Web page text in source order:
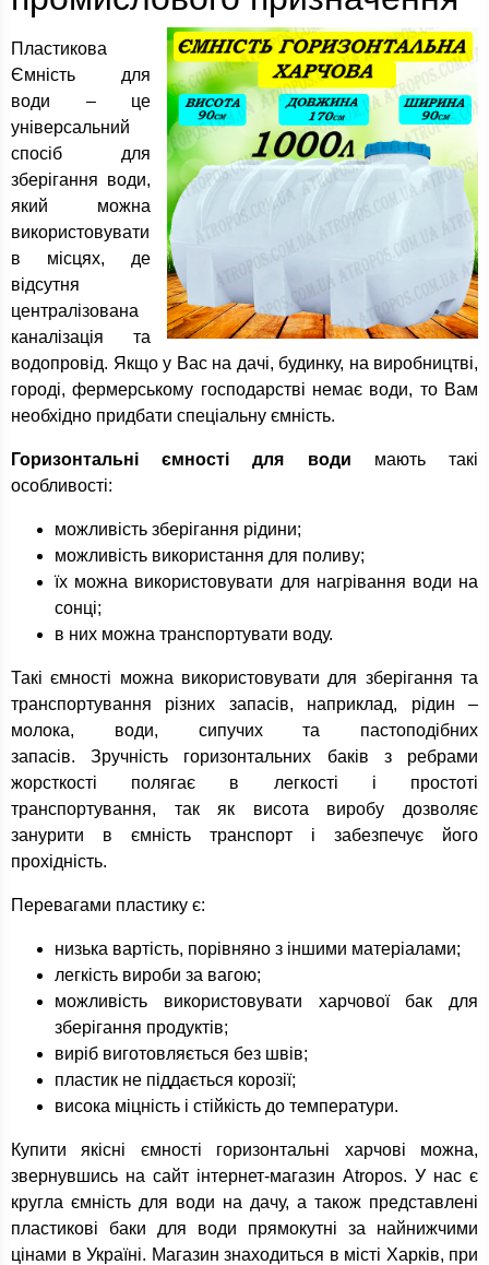
Пластикова
Ємність для
води – це
універсальний
спосіб для
зберігання води,
який можна
використовувати
в місцях, де
відсутня
централізована
каналізація та
водопровід. Якщо у Вас на дачі, будинку, на виробництві,
городі, фермерському господарстві немає води, то Вам
необхідно придбати спеціальну ємність.
Горизонтальні ємності для води мають такі
особливості:
можливість зберігання рідини;
можливість використання для поливу;
їх можна використовувати для нагрівання води на
сонці;
в них можна транспортувати воду.
Такі ємності можна використовувати для зберігання та
транспортування різних запасів, наприклад, рідин –
молока, води, сипучих та пастоподібних
запасів. Зручність горизонтальних баків з ребрами
жорсткості полягає в легкості і простоті
транспортування, так як висота виробу дозволяє
занурити в ємність транспорт і забезпечує його
прохідність.
Перевагами пластику є:
низька вартість, порівняно з іншими матеріалами;
легкість вироби за вагою;
можливість використовувати харчової бак для
зберігання продуктів;
виріб виготовляється без швів;
пластик не піддається корозії;
висока міцність і стійкість до температури.
Купити якісні ємності горизонтальні харчові можна,
звернувшись на сайт інтернет-магазин Atropos. У нас є
кругла ємність для води на дачу, а також представлені
пластикові баки для води прямокутні за найнижчими
цінами в Україні. Магазин знаходиться в місті Харків, при